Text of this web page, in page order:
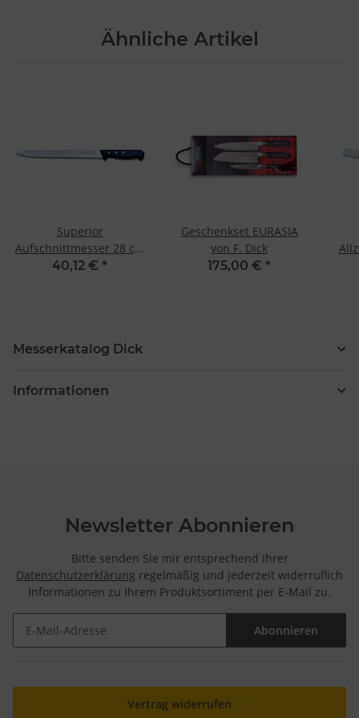
Ähnliche Artikel
Superior
Aufschnittmesser 28 cm
C&C-SB von F. Dick
40,12 € *
Geschenkset EURASIA
von F. Dick
175,00 € *
Messerkatalog Dick
Informationen
Newsletter Abonnieren
Bitte senden Sie mir entsprechend Ihrer
Datenschutzerklärung regelmäßig und jederzeit widerruflich
Informationen zu Ihrem Produktsortiment per E-Mail zu.
Abonnieren
Vertrag widerrufen